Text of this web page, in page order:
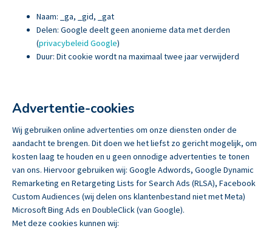
Naam: _ga, _gid, _gat
Delen: Google deelt geen anonieme data met derden
(privacybeleid Google)
Duur: Dit cookie wordt na maximaal twee jaar verwijderd
Advertentie-cookies
Wij gebruiken online advertenties om onze diensten onder de
aandacht te brengen. Dit doen we het liefst zo gericht mogelijk, om
kosten laag te houden en u geen onnodige advertenties te tonen
van ons. Hiervoor gebruiken wij: Google Adwords, Google Dynamic
Remarketing en Retargeting Lists for Search Ads (RLSA), Facebook
Custom Audiences (wij delen ons klantenbestand niet met Meta)
Microsoft Bing Ads en DoubleClick (van Google).
Met deze cookies kunnen wij: